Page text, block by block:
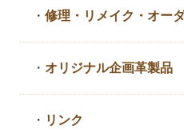
・修理・リメイク・ オー
・ オリジナル企画革製品
・ リンク